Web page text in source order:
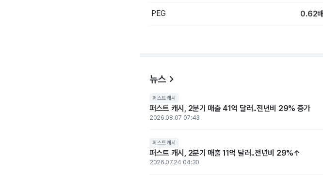
PEG 0.62배
뉴스
퍼스트캐시
퍼스트 캐시, 2분기 매출 41억 달러..전년비 29% 증가
2026.08.07 07:43
퍼스트캐시
퍼스트 캐시, 2분기 매출 11억 달러..전년비 29%↑
2026.07.24 04:30